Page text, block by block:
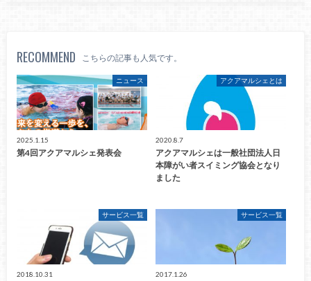
RECOMMEND こちらの記事も人気です。
ニュース
2025.1.15
第4回アクアマルシェ発表会
アクアマルシェとは
2020.8.7
アクアマルシェは一般社団法人日
本障がい者スイミング協会となり
ました
サービス一覧
2018.10.31
サービス一覧
2017.1.26